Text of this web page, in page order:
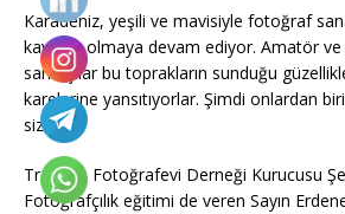
Karadeniz, yeşili ve mavisiyle fotoğraf
kaynağı olmaya devam ediyor. Amatör
sanatçılar bu toprakların sunduğu
karelerine yansıtıyorlar. Şimdi onlardan
sizlerle.
Trabzon Fotoğrafevi Derneği Kurucusu
Fotoğrafçılık eğitimi de veren Sayın